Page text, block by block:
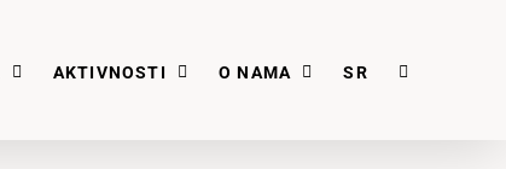
AKTIVNOSTI O NAMA SR